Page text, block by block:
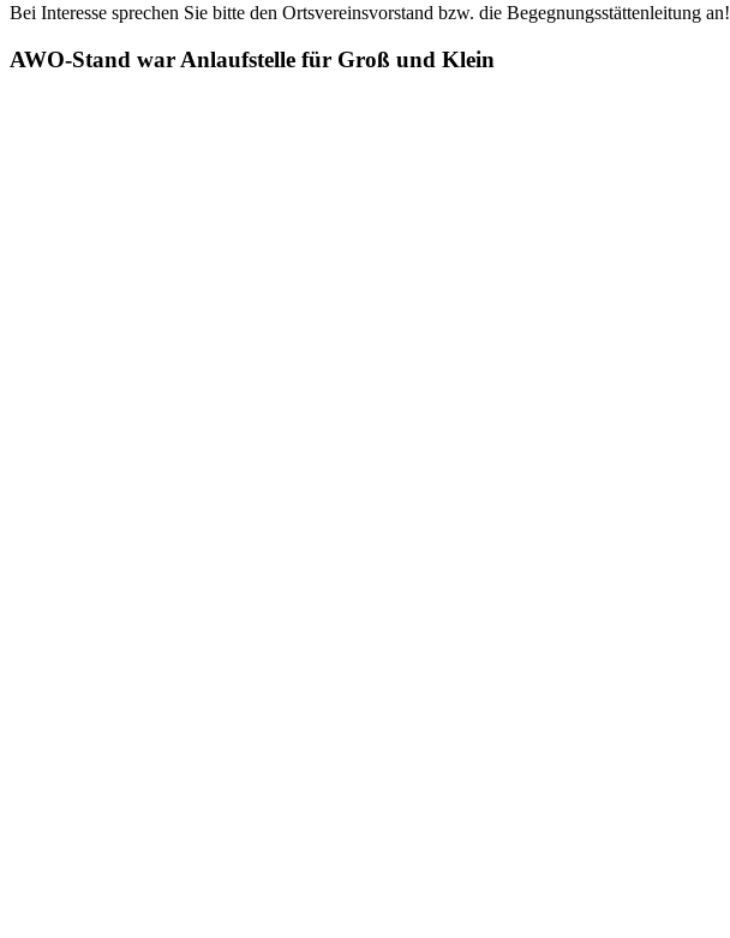
Bei Interesse sprechen Sie bitte den Ortsvereinsvorstand bzw. die Begegnungsstättenleitung an!
AWO-Stand war Anlaufstelle für Groß und Klein